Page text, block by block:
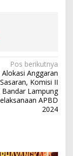
Pos berikutnya
Anggaran
Komisi II
Bandar Lampung
APBD
2024